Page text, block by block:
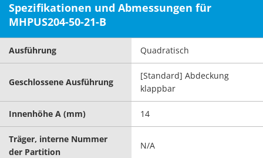
Spezifikationen und Abmessungen für
MHPUS204-50-21-B
Ausführung Quadratisch
Geschlossene Ausführung
[Standard] Abdeckung
klappbar
Innenhöhe A (mm) 14
Träger, interne Nummer
der Partition
N/A